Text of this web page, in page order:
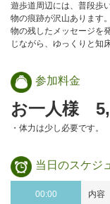
遊歩道周辺には、普段歩
物の痕跡が沢山あります
物の残したメッセージを
じながら、ゆっくりと知
参加料金
お一人様
・体力は少し必要です。
当日のスケジ
00:00 内容